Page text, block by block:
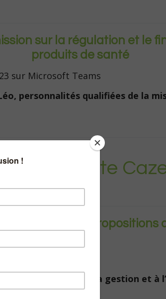
sur la régulation et le
produits de santé
sur Microsoft Teams
personnalités qualifiées de la
Marguerite
et produits : les propositions
déléguée à la gestion et à